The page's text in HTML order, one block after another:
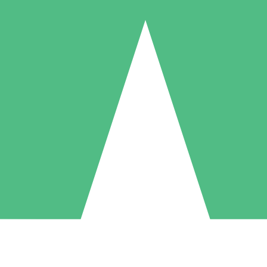
Individuele Creditpakketten
per gebruik met downloadtegoeden. Geen maandelijkse verplichting
5 Downloaden
US$